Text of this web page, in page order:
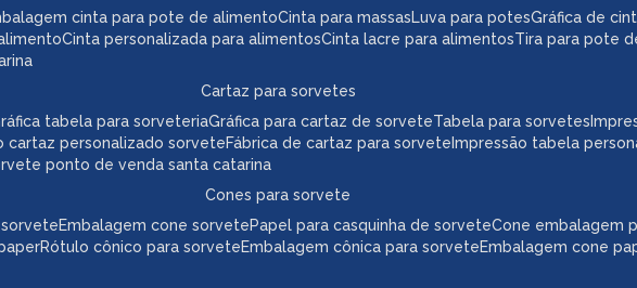
cartaz para sorvetes
gráfica tabela para sorveteria
gráfica para cartaz de sorvete
tabela para sorvetes
cartaz personalizado sorvete impressão tabela
fábrica de cartaz para sorvete
ponto de venda santa catarina
cinta para pote de alimento
cinta para massas luva para potes
cinta lacre para alimentos
cinta personalizada para alimentos
gráfica de
tira para pote
cones para sorvete
sorvete embalagem cone sorvete
papel para casquinha de sorvete
embalagem cônica para sorvete
rótulo cônico para sorvete
cone embalagem
embalagem cone